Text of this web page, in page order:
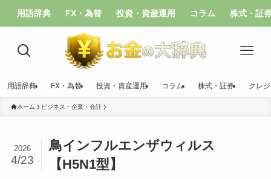
用語辞典 FX・為替 投資・資産運用 コラム 株式・証
用語辞典 FX・為替 投資・資産運用 コラム 株式・証券 クレ
ホーム ビジネス・企業・会計
鳥インフルエンザウィルス
【H5N1型】
2026
4/23